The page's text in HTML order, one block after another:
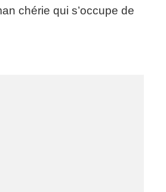
chérie qui s’occupe de